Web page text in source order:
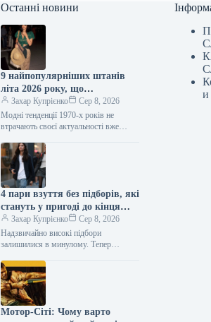
Останні новини
9 найпопулярніших штанів
літа 2026 року, що
повертаються з 1970-х
Захар Купрієнко
Сер 8, 2026
Модні тенденції 1970-х років не
втрачають своєї актуальності вже
особливо помітно завдяки штанам:
моделі,…
4 пари взуття без підборів, які
стануть у пригоді до кінця
літаЗахар Купрієнко
Сер 8, 2026
Надзвичайно високі підбори
залишилися в минулому. Тепер
взуттю без підборів: від балеток до
мюлів. Найстильніші…
Мотор-Сіті: Чому варто
и